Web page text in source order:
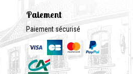
Paiement
Paiement sécurisé